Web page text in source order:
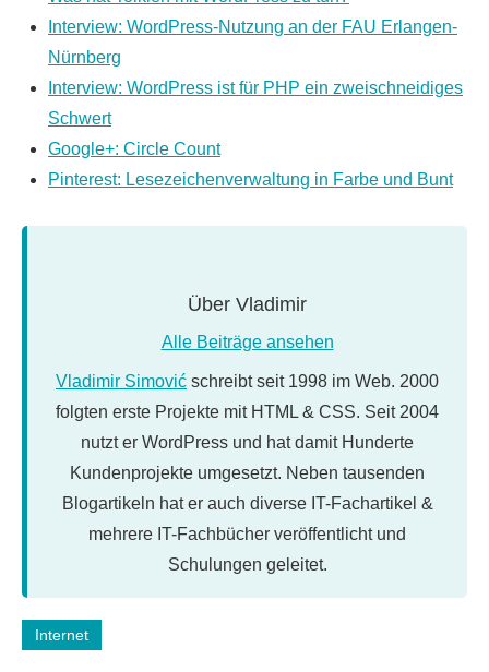
Interview: WordPress-Nutzung an der FAU Erlangen-
Nürnberg
Interview: WordPress ist für PHP ein zweischneidiges
Schwert
Google+: Circle Count
Pinterest: Lesezeichenverwaltung in Farbe und Bunt
Über Vladimir
Alle Beiträge ansehen
Vladimir Simović schreibt seit 1998 im Web. 2000
folgten erste Projekte mit HTML & CSS. Seit 2004
nutzt er WordPress und hat damit Hunderte
Kundenprojekte umgesetzt. Neben tausenden
Blogartikeln hat er auch diverse IT-Fachartikel &
mehrere IT-Fachbücher veröffentlicht und
Schulungen geleitet.
Schlagwörter:
Internet